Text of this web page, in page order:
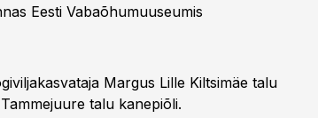
Eesti Vabaõhumuuseumis
Margus Lille Kiltsimäe talu
talu kanepiõli.